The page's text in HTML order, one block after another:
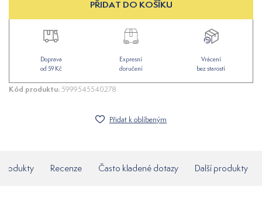
PŘIDAT DO KOŠÍKU
Doprava
od 59 Kč
Expresní
doručení
Vrácení
bez starostí
Kód produktu: 5999545540278
Přidat k oblíbeným
Recenze Často kladené dotazy Další produkty